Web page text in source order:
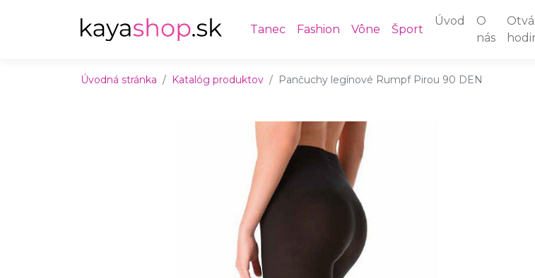
Tanec
Fashion Vône Šport
Úvod
O
nás
Úvodná stránka Katalóg produktov Pančuchy legínové Rumpf Pirou 90 DEN